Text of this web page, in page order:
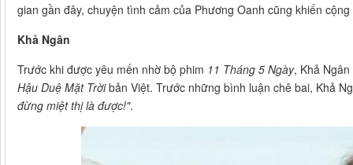
gian gần đây, chuyện tình cảm của Phương Oanh cũng khiến
Khả Ngân
Trước khi được yêu mến nhờ bộ phim 11 Tháng 5 Ngày, Khả
Hậu Duệ Mặt Trờibản Việt. Trước những bình luận chê bai, Khả
đừng miệt thị là được!".